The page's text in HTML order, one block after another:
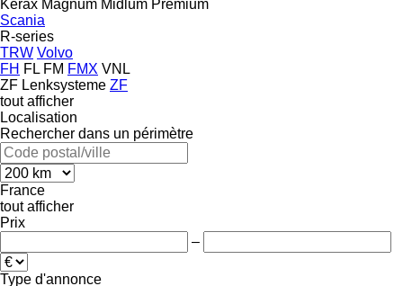
Kerax Magnum Midlum Premium
Scania
R-series
TRW Volvo
FH FL FM FMX VNL
ZF Lenksysteme ZF
tout afficher
Localisation
Rechercher dans un périmètre
France
tout afficher
Prix
–
Type d'annonce